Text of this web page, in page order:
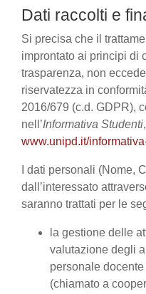
Dati raccolti e
Si precisa che il
improntato ai principi di
trasparenza, non
riservatezza in
2016/679 (c.d. GDPR),
nell’Informativa Studenti
www.unipd.it/
I dati personali (Nome,
dall’interessato
saranno trattati per le
la gestione delle
valutazione degli
personale
(chiamato a